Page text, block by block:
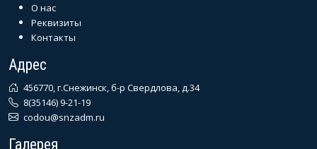
О нас
Реквизиты
Контакты
Адрес
456770, г.Снежинск, б-р Свердлова, д.34
8(35146) 9-21-19
codou@snzadm.ru
Галерея